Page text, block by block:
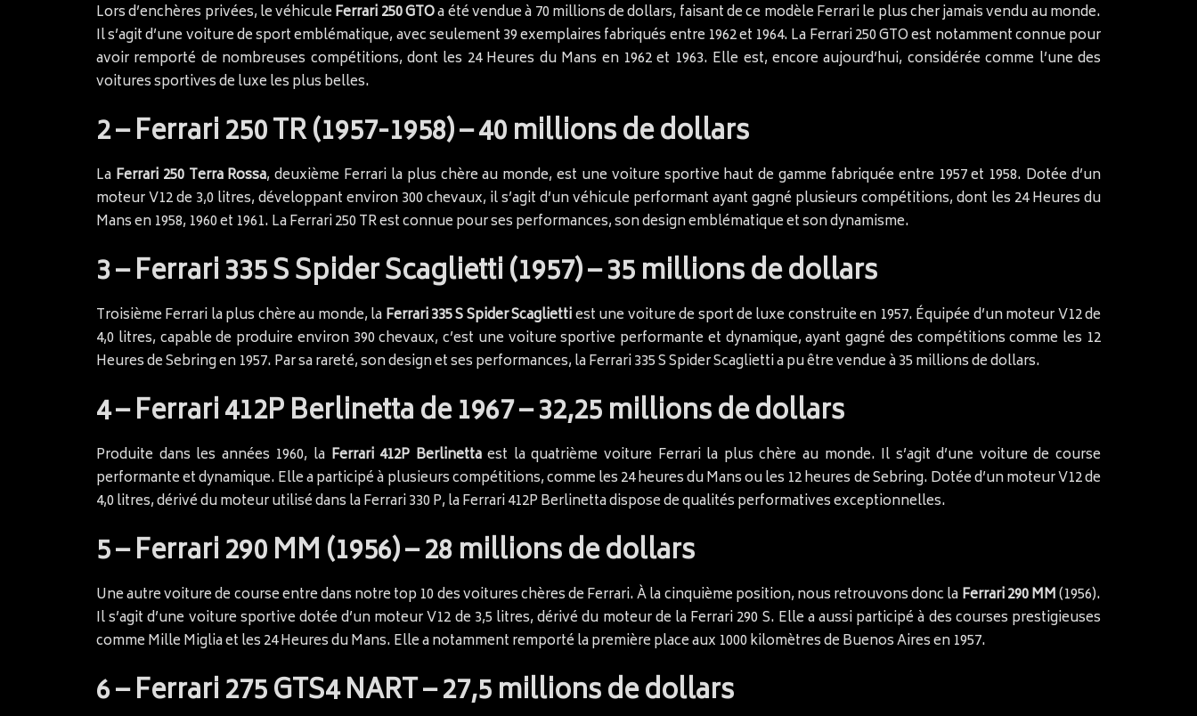
Lors d’enchères privées, le véhiculeFerrari 250 GTOa été vendue à 70 millions de dollars, faisant de ce modèle Ferrari le plus cher jamais vendu au monde.
Il s’agit d’une voiture de sport emblématique, avec seulement 39 exemplaires fabriqués entre 1962 et 1964. La Ferrari 250 GTO est notamment connue pour
avoir remporté de nombreuses compétitions, dont les 24 Heures du Mans en 1962 et 1963. Elle est, encore aujourd’hui, considérée comme l’une des
voitures sportives de luxe les plus belles.
2 – Ferrari 250 TR (1957-1958) – 40 millions de dollars
La Ferrari 250 Terra Rossa, deuxième Ferrari la plus chère au monde, est une voiture sportive haut de gamme fabriquée entre 1957 et 1958. Dotée d’un
moteur V12 de 3,0 litres, développant environ 300 chevaux, il s’agit d’un véhicule performant ayant gagné plusieurs compétitions, dont les 24 Heures du
Mans en 1958, 1960 et 1961. La Ferrari 250 TR est connue pour ses performances, son design emblématique et son dynamisme.
3 – Ferrari 335 S Spider Scaglietti (1957) – 35 millions de dollars
Troisième Ferrari la plus chère au monde, laFerrari 335 S Spider Scagliettiest une voiture de sport de luxe construite en 1957. Équipée d’un moteur V12 de
4,0 litres, capable de produire environ 390 chevaux, c’est une voiture sportive performante et dynamique, ayant gagné des compétitions comme les 12
Heures de Sebring en 1957. Par sa rareté, son design et ses performances, la Ferrari 335 S Spider Scaglietti a pu être vendue à 35 millions de dollars.
4 – Ferrari 412P Berlinetta de 1967 – 32,25 millions de dollars
Produite dans les années 1960, la Ferrari 412P Berlinettaest la quatrième voiture Ferrari la plus chère au monde. Il s’agit d’une voiture de course
performante et dynamique. Elle a participé à plusieurs compétitions, comme les 24 heures du Mans ou les 12 heures de Sebring. Dotée d’un moteur V12 de
4,0 litres, dérivé du moteur utilisé dans la Ferrari 330 P, la Ferrari 412P Berlinetta dispose de qualités performatives exceptionnelles.
5 – Ferrari 290 MM (1956) – 28 millions de dollars
Une autre voiture de course entre dans notre top 10 des voitures chères de Ferrari. À la cinquième position, nous retrouvons donc laFerrari 290 MM(1956).
Il s’agit d’une voiture sportive dotée d’un moteur V12 de 3,5 litres, dérivé du moteur de la Ferrari 290 S. Elle a aussi participé à des courses prestigieuses
comme Mille Miglia et les 24 Heures du Mans. Elle a notamment remporté la première place aux 1000 kilomètres de Buenos Aires en 1957.
6 – Ferrari 275 GTS4 NART – 27,5 millions de dollars